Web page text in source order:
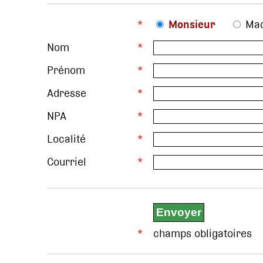
* Monsieur
Nom
*
Prénom
*
Adresse
*
NPA
*
Localité
*
Courriel
*
* champs obligatoires